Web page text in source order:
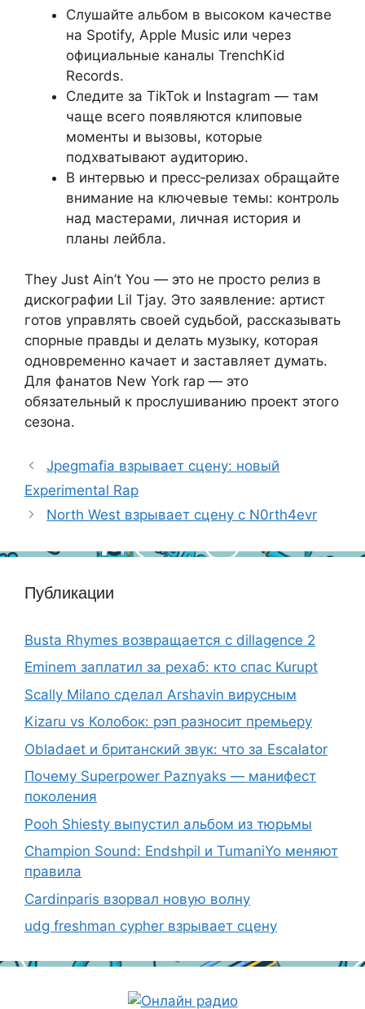
Слушайте альбом в высоком качестве
на Spotify, Apple Music или через
официальные каналы TrenchKid
Records.
Следите за TikTok и Instagram — там
чаще всего появляются клиповые
моменты и вызовы, которые
подхватывают аудиторию.
В интервью и пресс‑релизах обращайте
внимание на ключевые темы: контроль
над мастерами, личная история и
планы лейбла.
They Just Ain’t You — это не просто релиз в
дискографии Lil Tjay. Это заявление: артист
готов управлять своей судьбой, рассказывать
спорные правды и делать музыку, которая
одновременно качает и заставляет думать.
Для фанатов New York rap — это
обязательный к прослушиванию проект этого
сезона.
Jpegmafia взрывает сцену: новый
Experimental Rap
North West взрывает сцену с N0rth4evr
Публикации
Busta Rhymes возвращается с dillagence 2
Eminem заплатил за рехаб: кто спас Kurupt
Scally Milano сделал Arshavin вирусным
Kizaru vs Колобок: рэп разносит премьеру
Obladaet и британский звук: что за Escalator
Почему Superpower Paznyaks — манифест
поколения
Pooh Shiesty выпустил альбом из тюрьмы
Champion Sound: Endshpil и TumaniYo меняют
правила
Cardinparis взорвал новую волну
udg freshman cypher взрывает сцену